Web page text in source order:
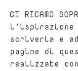
CI RICAMO
l’ispirazione
scriverla e
pagine di
realizzate